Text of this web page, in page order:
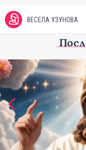
ВЕСЕЛА УЗУНОВА